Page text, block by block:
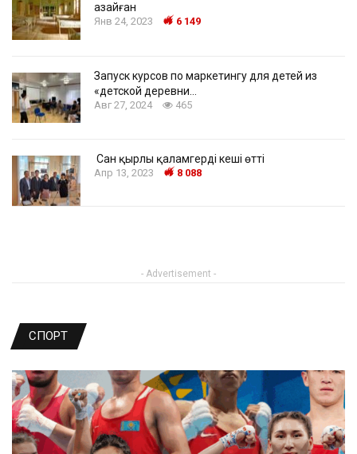
азайған
Янв 24, 2023 6 149
Запуск курсов по маркетингу для детей из
«детской деревни…
Авг 27, 2024 465
Сан қырлы қаламгердің кеші өтті
Апр 13, 2023 8 088
- Advertisement -
СПОРТ